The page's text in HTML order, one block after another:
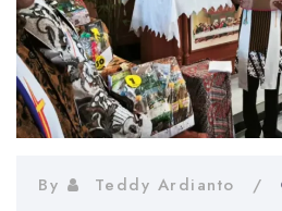
By Teddy Ardianto